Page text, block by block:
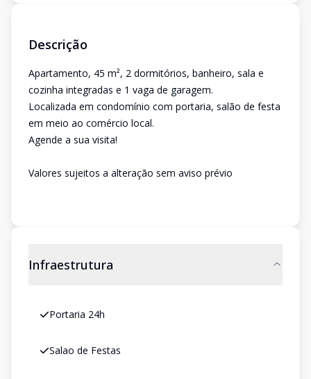
Descrição
Apartamento, 45 m², 2 dormitórios, banheiro, sala e
cozinha integradas e 1 vaga de garagem.
Localizada em condomínio com portaria, salão de festa
em meio ao comércio local.
Agende a sua visita!
Valores sujeitos a alteração sem aviso prévio
Infraestrutura
Portaria 24h
Salao de Festas